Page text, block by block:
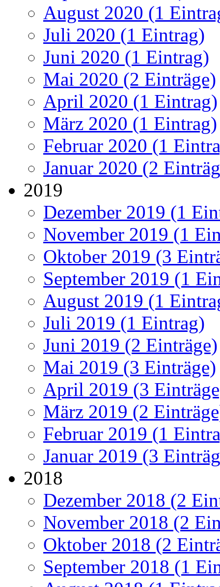
August 2020 (1
Juli 2020 (1 Eintrag)
Juni 2020 (1 Eintrag)
Mai 2020 (2 Einträge)
April 2020 (1 Eintrag)
März 2020 (1 Eintrag)
Februar 2020 (1
Januar 2020 (2
2019
Dezember 2019 (1
November 2019 (1
Oktober 2019 (3
September 2019 (1
August 2019 (1
Juli 2019 (1 Eintrag)
Juni 2019 (2 Einträge)
Mai 2019 (3 Einträge)
April 2019 (3
März 2019 (2
Februar 2019 (1
Januar 2019 (3
2018
Dezember 2018 (2
November 2018 (2
Oktober 2018 (2
September 2018 (1